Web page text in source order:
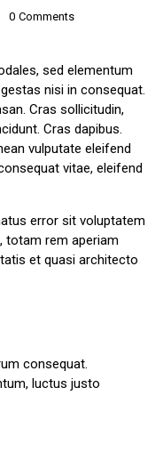
0 Comments
sed elementum
nisi in consequat.
Cras sollicitudin,
Cras dapibus.
vulputate eleifend
vitae, eleifend
error sit voluptatem
totam rem aperiam
et quasi architecto
consequat.
luctus justo